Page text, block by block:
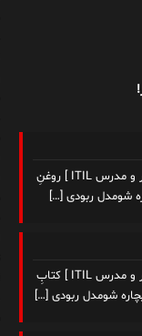
هادی احمدی (سروش): [ نویسنده، شاعر و مدرس ITIL ] روغنِ
شومدل ربودی […]
هادی احمدی (سروش): [ نویسنده، شاعر و مدرس ITIL ] کتابِ
شومدل ربودی […]